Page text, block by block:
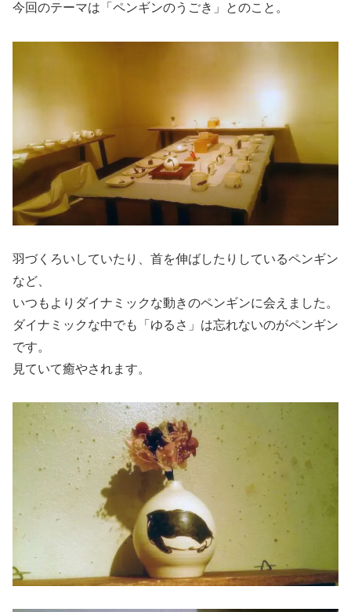
今回のテーマは「ペンギンのうごき」とのこと。
羽づくろいしていたり、首を伸ばしたりしているペンギン
など、
いつもよりダイナミックな動きのペンギンに会えました。
ダイナミックな中でも「ゆるさ」は忘れないのがペンギン
です。
見ていて癒やされます。